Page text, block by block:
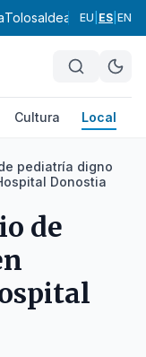
Tolosaldea GoierriUrola
EU ES EN
Cultura Local
pediatría digno
Donostia
de